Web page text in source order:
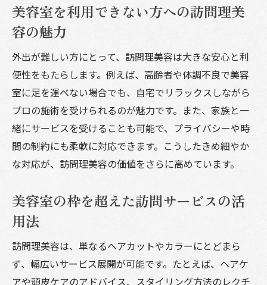
美容室を利用できない方への訪問理美
容の魅力
外出が難しい方にとって、訪問理美容は大きな安心と利
便性をもたらします。例えば、高齢者や体調不良で美容
室に足を運べない場合でも、自宅でリラックスしながら
プロの施術を受けられるのが魅力です。また、家族と一
緒にサービスを受けることも可能で、プライバシーや時
間の制約にも柔軟に対応できます。こうしたきめ細やか
な対応が、訪問理美容の価値をさらに高めています。
美容室の枠を超えた訪問サービスの活
用法
訪問理美容は、単なるヘアカットやカラーにとどまら
ず、幅広いサービス展開が可能です。たとえば、ヘアケ
アや頭皮ケアのアドバイス、スタイリング方法のレクチ